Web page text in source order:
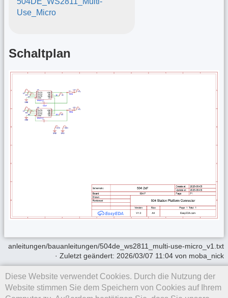
Use_Micro
Schaltplan
Diese Website verwendet Cookies. Durch die Nutzung der
Website stimmen Sie dem Speichern von Cookies auf Ihrem
anleitungen/bauanleitungen/504de_ws2811_multi-use-micro_v1.txt
· Zuletzt geändert: 2026/03/07 11:04 von moba_nick
Falls nicht anders bezeichnet, ist der Inhalt dieses Wikis unter der
folgenden Lizenz veröffentlicht:
CC Attribution-Share Alike 4.0
International